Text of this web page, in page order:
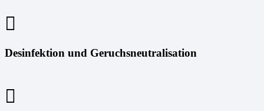
Desinfektion und Geruchsneutralisation